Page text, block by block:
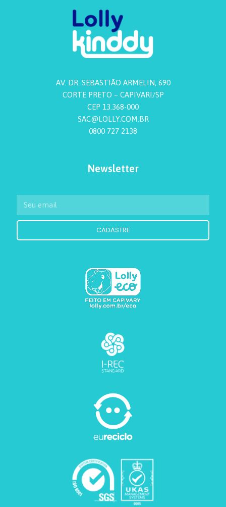
AV. DR. SEBASTIÃO ARMELIN, 690
CORTE PRETO – CAPIVARI/SP
CEP 13.368-000
SAC@LOLLY.COM.BR
0800 727 2138
Newsletter
CADASTRE